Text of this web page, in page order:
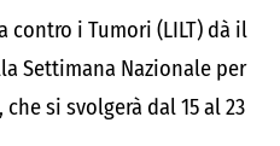
contro i Tumori (LILT) dà il
Settimana Nazionale per
si svolgerà dal 15 al 23